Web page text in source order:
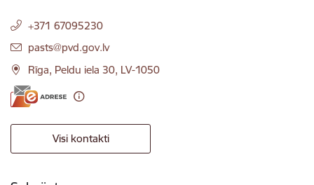
+371 67095230
E-pasts:
pasts@pvd.gov.lv
Rīga, Peldu iela 30, LV-1050
Visi kontakti